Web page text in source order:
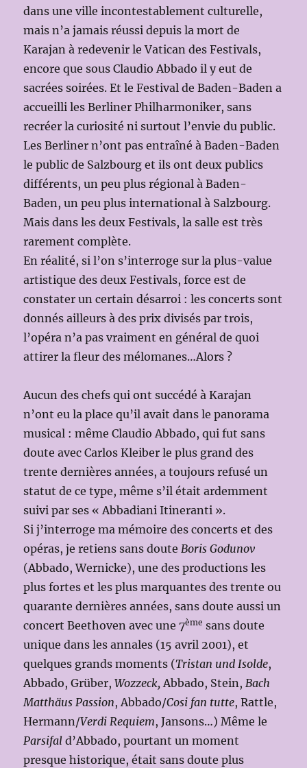
dans une ville incontestablement culturelle,
mais n’a jamais réussi depuis la mort de
Karajan à redevenir le Vatican des Festivals,
encore que sous Claudio Abbado il y eut de
sacrées soirées. Et le Festival de Baden-Baden a
accueilli les Berliner Philharmoniker, sans
recréer la curiosité ni surtout l’envie du public.
Les Berliner n’ont pas entraîné à Baden-Baden
le public de Salzbourg et ils ont deux publics
différents, un peu plus régional à Baden-
Baden, un peu plus international à Salzbourg.
Mais dans les deux Festivals, la salle est très
rarement complète.
En réalité, si l’on s’interroge sur la plus-value
artistique des deux Festivals, force est de
constater un certain désarroi : les concerts sont
donnés ailleurs à des prix divisés par trois,
l’opéra n’a pas vraiment en général de quoi
attirer la fleur des mélomanes…Alors ?
Aucun des chefs qui ont succédé à Karajan
n’ont eu la place qu’il avait dans le panorama
musical : même Claudio Abbado, qui fut sans
doute avec Carlos Kleiber le plus grand des
trente dernières années, a toujours refusé un
statut de ce type, même s’il était ardemment
suivi par ses « Abbadiani Itineranti ».
Si j’interroge ma mémoire des concerts et des
opéras, je retiens sans douteBoris Godunov
(Abbado, Wernicke), une des productions les
plus fortes et les plus marquantes des trente ou
quarante dernières années, sans doute aussi un
concert Beethoven avec une 7ème sans doute
unique dans les annales (15 avril 2001), et
quelques grands moments (Tristan und Isolde,
Abbado, Grüber,Wozzeck,Abbado, Stein,Bach
Matthäus Passion, Abbado/Cosi fan tutte, Rattle,
Hermann/Verdi Requiem, Jansons…) Même le
Parsifal d’Abbado, pourtant un moment
presque historique, était sans doute plus